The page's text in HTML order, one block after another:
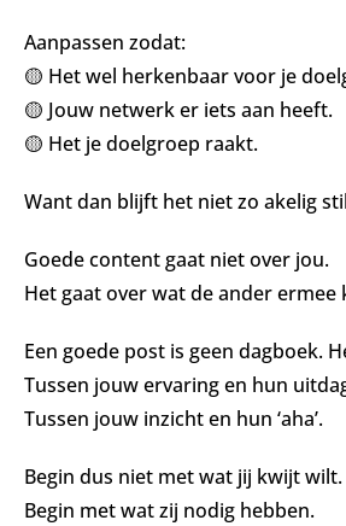
Aanpassen zodat:
🟡 Het wel herkenbaar voor je
🟡 Jouw netwerk er iets aan heeft.
🟡 Het je doelgroep raakt.
Want dan blijft het niet zo akelig
Goede content gaat niet over jou.
Het gaat over wat de ander ermee
Een goede post is geen dagboek.
Tussen jouw ervaring en hun
Tussen jouw inzicht en hun ‘aha’.
Begin dus niet met wat jij kwijt wilt.
Begin met wat zij nodig hebben.